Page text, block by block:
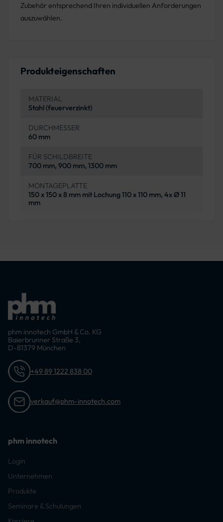
Zubehör entsprechend Ihren individuellen Anforderungen
auszuwählen.
Produkteigenschaften
MATERIAL
Stahl (feuerverzinkt)
DURCHMESSER
60 mm
FÜR SCHILDBREITE
700 mm, 900 mm, 1300 mm
MONTAGEPLATTE
150 x 150 x 8 mm mit Lochung 110 x 110 mm, 4x Ø 11
mm
phm innotech GmbH & Co. KG
Baierbrunner Straße 3,
D-81379 München
+49 89 1222 838 00
verkauf@phm-innotech.com
phm innotech
Login
Unternehmen
Produkte
Seminare & Schulungen